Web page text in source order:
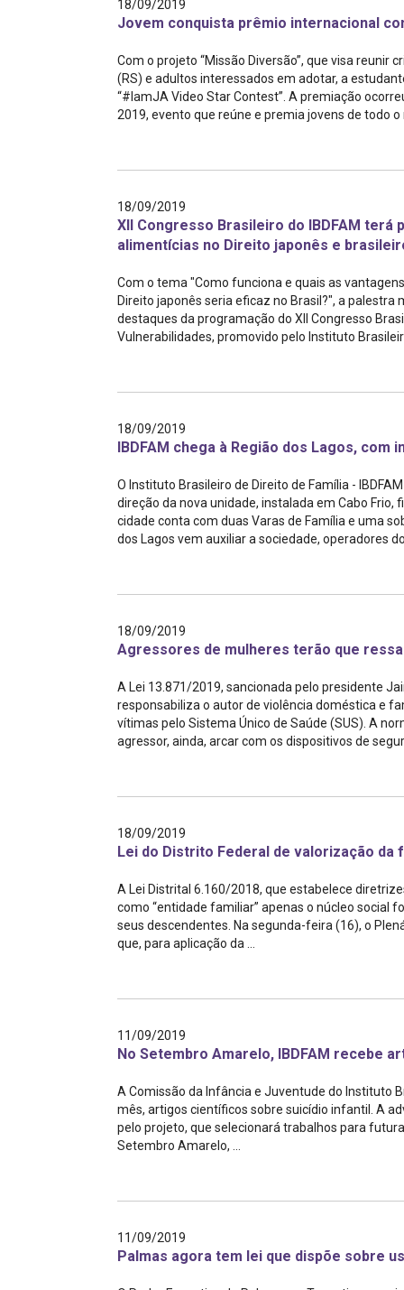
18/09/2019
Jovem conquista prêmio internacional
Com o projeto “Missão Diversão”, que visa reunir
(RS) e adultos interessados em adotar, a
“#IamJA Video Star Contest”. A premiação
2019, evento que reúne e premia jovens de todo o
18/09/2019
XII Congresso Brasileiro do IBDFAM
alimentícias no Direito japonês e
Com o tema "Como funciona e quais as
Direito japonês seria eficaz no Brasil?", a
destaques da programação do XII Congresso
Vulnerabilidades, promovido pelo Instituto
18/09/2019
IBDFAM chega à Região dos Lagos, com
O Instituto Brasileiro de Direito de Família -
direção da nova unidade, instalada em Cabo Frio,
cidade conta com duas Varas de Família e uma
dos Lagos vem auxiliar a sociedade, operadores
18/09/2019
Agressores de mulheres terão que
A Lei 13.871/2019, sancionada pelo presidente
responsabiliza o autor de violência doméstica e
vítimas pelo Sistema Único de Saúde (SUS). A
agressor, ainda, arcar com os dispositivos de
18/09/2019
Lei do Distrito Federal de valorização da
A Lei Distrital 6.160/2018, que estabelece
como “entidade familiar” apenas o núcleo social
seus descendentes. Na segunda-feira (16), o
que, para aplicação da ...
11/09/2019
No Setembro Amarelo, IBDFAM recebe
A Comissão da Infância e Juventude do Instituto
mês, artigos científicos sobre suicídio infantil. A
pelo projeto, que selecionará trabalhos para
Setembro Amarelo, ...
11/09/2019
Palmas agora tem lei que dispõe sobre